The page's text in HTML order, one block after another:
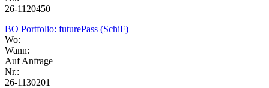
26-1120450
BO Portfolio: futurePass (SchiF)
Wo:
Wann:
Auf Anfrage
Nr.:
26-1130201